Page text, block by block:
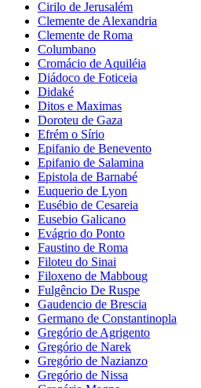
Cirilo de Jerusalém
Clemente de Alexandria
Clemente de Roma
Columbano
Cromácio de Aquiléia
Diádoco de Foticeia
Didaké
Ditos e Maximas
Doroteu de Gaza
Efrém o Sírio
Epifanio de Benevento
Epifanio de Salamina
Epistola de Barnabé
Euquerio de Lyon
Eusébio de Cesareia
Eusebio Galicano
Evágrio do Ponto
Faustino de Roma
Filoteu do Sinai
Filoxeno de Mabboug
Fulgêncio De Ruspe
Gaudencio de Brescia
Germano de Constantinopla
Gregório de Agrigento
Gregório de Narek
Gregório de Nazianzo
Gregório de Nissa